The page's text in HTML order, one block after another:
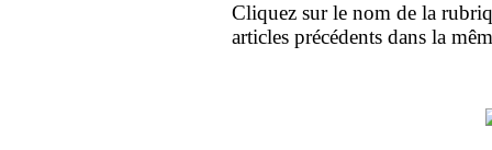
Cliquez sur le nom de la
articles précédents dans la